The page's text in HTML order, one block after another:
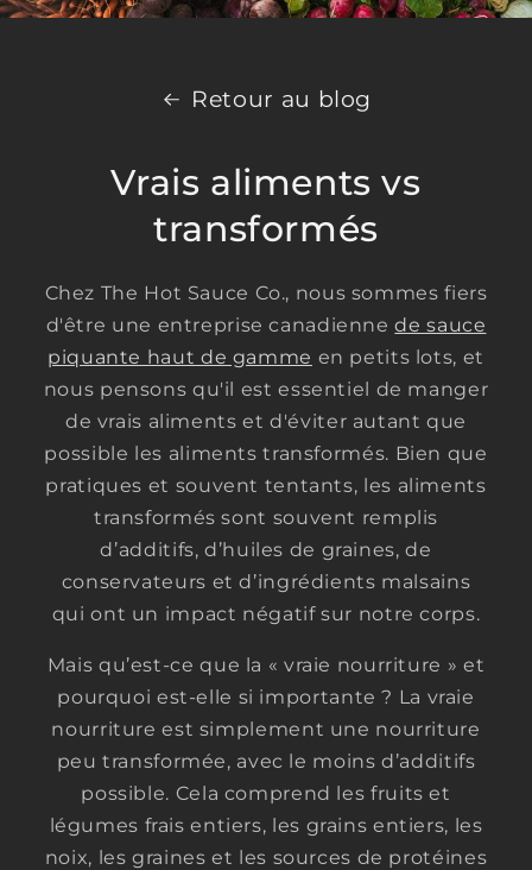
Retour au blog
Vrais aliments vs
transformés
Chez The Hot Sauce Co., nous sommes fiers
d'être une entreprise canadiennede sauce
piquante haut de gamme en petits lots, et
nous pensons qu'il est essentiel de manger
de vrais aliments et d'éviter autant que
possible les aliments transformés. Bien que
pratiques et souvent tentants, les aliments
transformés sont souvent remplis
d’additifs, d’huiles de graines, de
conservateurs et d’ingrédients malsains
qui ont un impact négatif sur notre corps.
Mais qu’est-ce que la « vraie nourriture » et
pourquoi est-elle si importante ? La vraie
nourriture est simplement une nourriture
peu transformée, avec le moins d’additifs
possible. Cela comprend les fruits et
légumes frais entiers, les grains entiers, les
noix, les graines et les sources de protéines